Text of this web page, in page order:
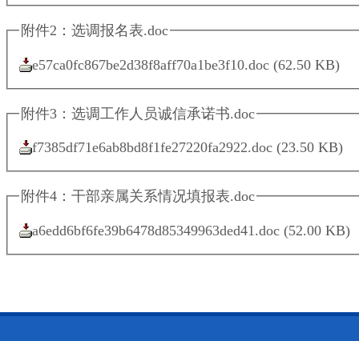
附件2：选调报名表.doc
e57ca0fc867be2d38f8aff70a1be3f10.doc(62.50 KB)
附件3：选调工作人员诚信承诺书.doc
f7385df71e6ab8bd8f1fe27220fa2922.doc(23.50 KB)
附件4：干部亲属关系情况填报表.doc
a6edd6bf6fe39b6478d85349963ded41.doc(52.00 KB)